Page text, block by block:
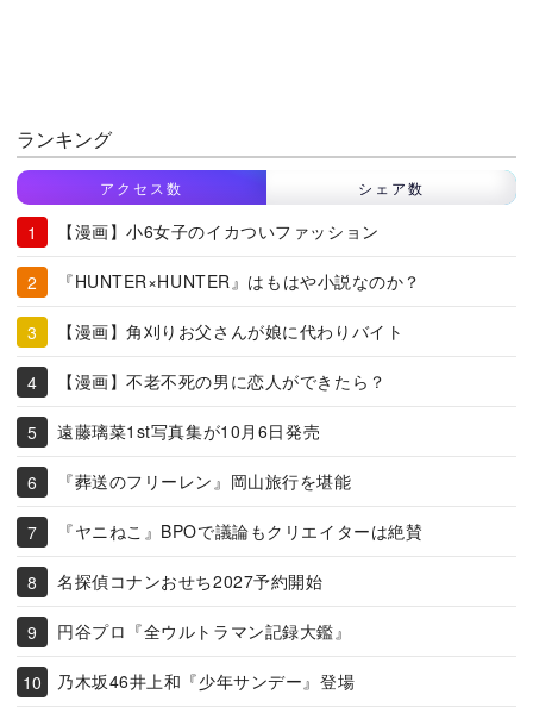
ランキング
アクセス数 シェア数
【漫画】小6女子のイカついファッション
『HUNTER×HUNTER』はもはや小説なのか？
【漫画】角刈りお父さんが娘に代わりバイト
【漫画】不老不死の男に恋人ができたら？
遠藤璃菜1st写真集が10月6日発売
『葬送のフリーレン』岡山旅行を堪能
『ヤニねこ』BPOで議論もクリエイターは絶賛
名探偵コナンおせち2027予約開始
円谷プロ『全ウルトラマン記録大鑑』
乃木坂46井上和『少年サンデー』登場